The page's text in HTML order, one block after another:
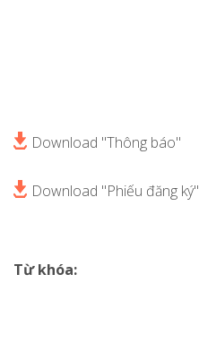
Download "Thông báo"
Download "Phiếu đăng ký"
Từ khóa: